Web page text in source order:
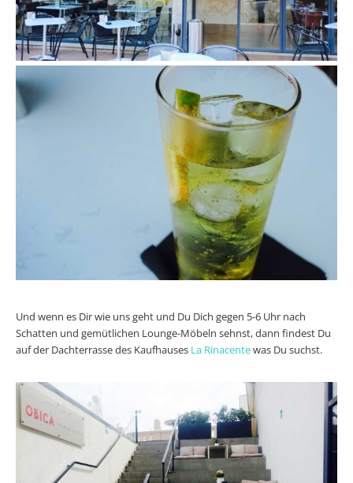
Und wenn es Dir wie uns geht und Du Dich gegen 5-6 Uhr nach
Schatten und gemütlichen Lounge-Möbeln sehnst, dann findest Du
auf der Dachterrasse des Kaufhauses La Rinacentewas Du suchst.